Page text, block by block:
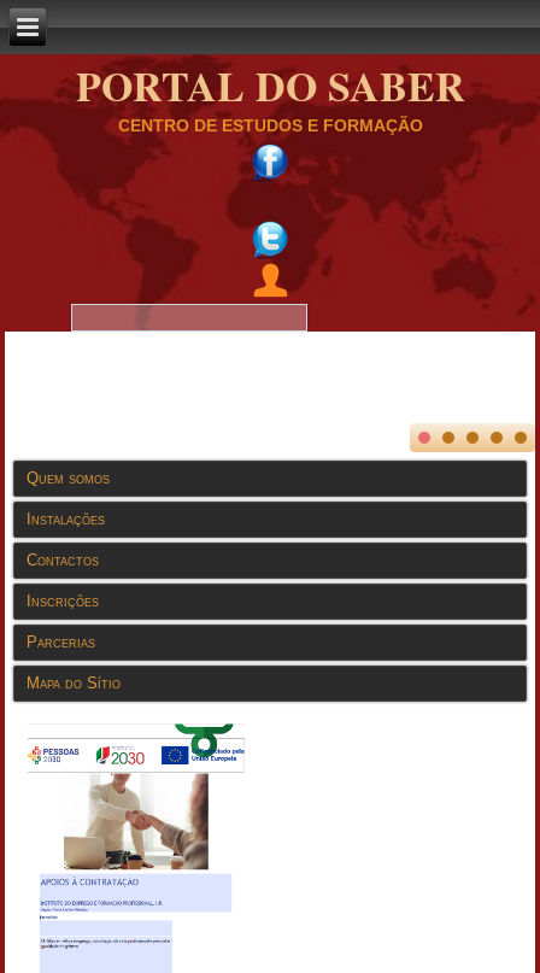
PORTAL DO SABER
CENTRO DE ESTUDOS E FORMAÇÃO
Quem somos
Instalações
Contactos
Inscrições
Parcerias
Mapa do Sítio